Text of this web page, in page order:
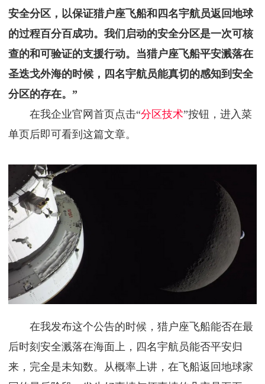
安全分区，以保证猎户座飞船和四名宇航员返回地球
的过程百分百成功。我们启动的安全分区是一次可核
查的和可验证的支援行动。当猎户座飞船平安溅落在
圣迭戈外海的时候，四名宇航员能真切的感知到安全
分区的存在。”
在我企业官网首页点击“分区技术”按钮，进入菜
单页后即可看到这篇文章。
在我发布这个公告的时候，猎户座飞船能否在最
后时刻安全溅落在海面上，四名宇航员能否平安归
来，完全是未知数。从概率上讲，在飞船返回地球家